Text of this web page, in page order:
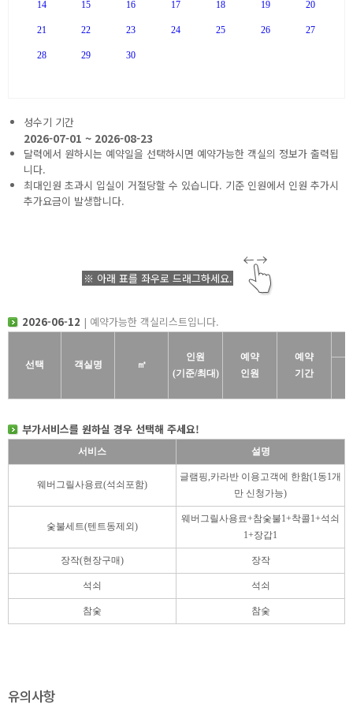
14 15 16 17 18 19 20
21 22 23 24 25 26 27
28 29 30
성수기 기간
2026-07-01 ~ 2026-08-23
달력에서 원하시는 예약일을 선택하시면 예약가능한 객실의 정보가 출력됩
니다.
최대인원 초과시 입실이 거절당할 수 있습니다. 기준 인원에서 인원 추가시
추가요금이 발생합니다.
※ 아래 표를 좌우로 드래그하세요.
2026-06-12 | 예약가능한 객실리스트입니다.
선택 객실명 ㎡
인원
(기준/최대)
예약
인원
예약
기간
부가서비스를 원하실 경우 선택해 주세요!
서비스 설명
웨버그릴사용료(석쇠포함)
글램핑,카라반 이용고객에 한함(1동1개
만 신청가능)
숯불세트(텐트동제외)
웨버그릴사용료+참숯불1+착콜1+석쇠
1+장갑1
장작(현장구매) 장작
석쇠 석쇠
참숯 참숯
유의사항